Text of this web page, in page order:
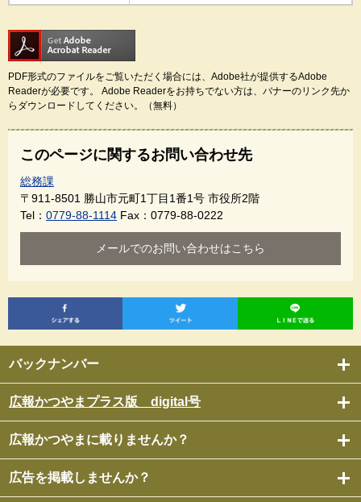
バックナンバー
広報かつやまプラス版 digital号
広報かつやまに載りませんか？
広告を掲載しませんか？
PDF形式のファイルをご覧いただく場合には、Adobe社が提供するAdobe
Readerが必要です。
Adobe Readerをお持ちでない方は、バナーのリンク先か
らダウンロードしてください。（無料）
このページに関するお問い合わせ先
総務課
〒911-8501 勝山市元町1丁目1番1号 市役所2階
Tel： 0779-88-1114 Fax：0779-88-0222
メールでのお問い合わせはこちら